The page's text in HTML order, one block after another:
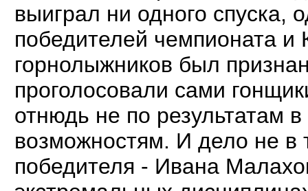
выиграл ни одного спуска,
победителей чемпионата
горнолыжников был
проголосовали сами
отнюдь не по результатам
возможностям. И дело не в
победителя - Ивана